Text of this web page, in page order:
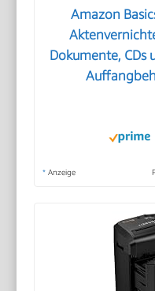
Amazon
Dokumente, CDs
* Anzeige